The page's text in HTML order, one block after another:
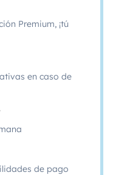
Premium, ¡tú
en caso de
de pago